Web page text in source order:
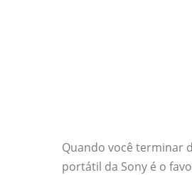
Quando você terminar
portátil da Sony é o